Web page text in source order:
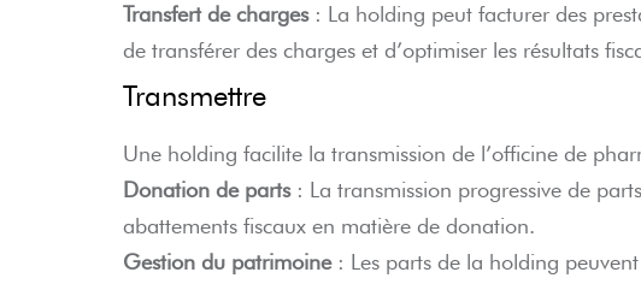
Transfert de charges: La holding peut facturer des
de transférer des charges et d’optimiser les résultats
Transmettre
Une holding facilite la transmission de l’officine de
Donation de parts: La transmission progressive de
abattements fiscaux en matière de donation.
Gestion du patrimoine: Les parts de la holding